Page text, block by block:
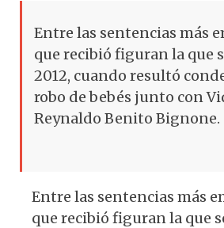
Entre las sentencias más
que recibió figuran la que
2012, cuando resultó
robo de bebés junto con
Reynaldo Benito Bignone.
Entre las sentencias más
que recibió figuran la que